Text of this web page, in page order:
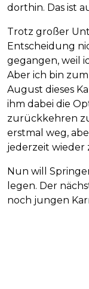
dorthin. Das ist
Trotz großer
Entscheidung
gegangen, weil
Aber ich bin
August dieses
ihm dabei die
zurückkehren
erstmal weg,
jederzeit wieder
Nun will
legen. Der
noch jungen